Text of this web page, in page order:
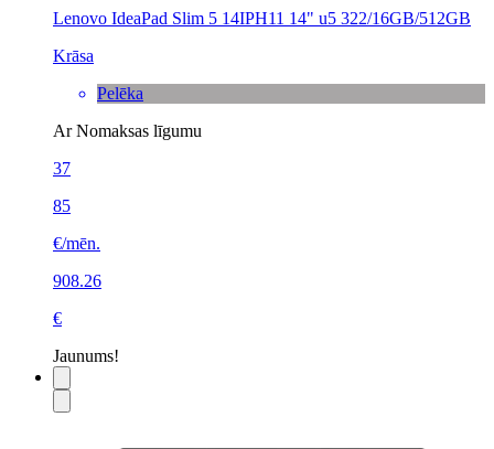
Lenovo IdeaPad Slim 5 14IPH11 14" u5 322/16GB/512GB
Krāsa
Pelēka
Ar Nomaksas līgumu
37
85
€/mēn.
908.26
€
Jaunums!